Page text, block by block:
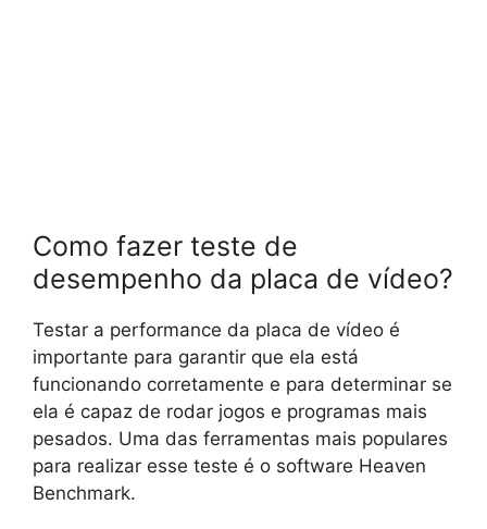
Como fazer teste de
desempenho da placa de vídeo?
Testar a performance da placa de vídeo é
importante para garantir que ela está
funcionando corretamente e para determinar se
ela é capaz de rodar jogos e programas mais
pesados. Uma das ferramentas mais populares
para realizar esse teste é o software Heaven
Benchmark.